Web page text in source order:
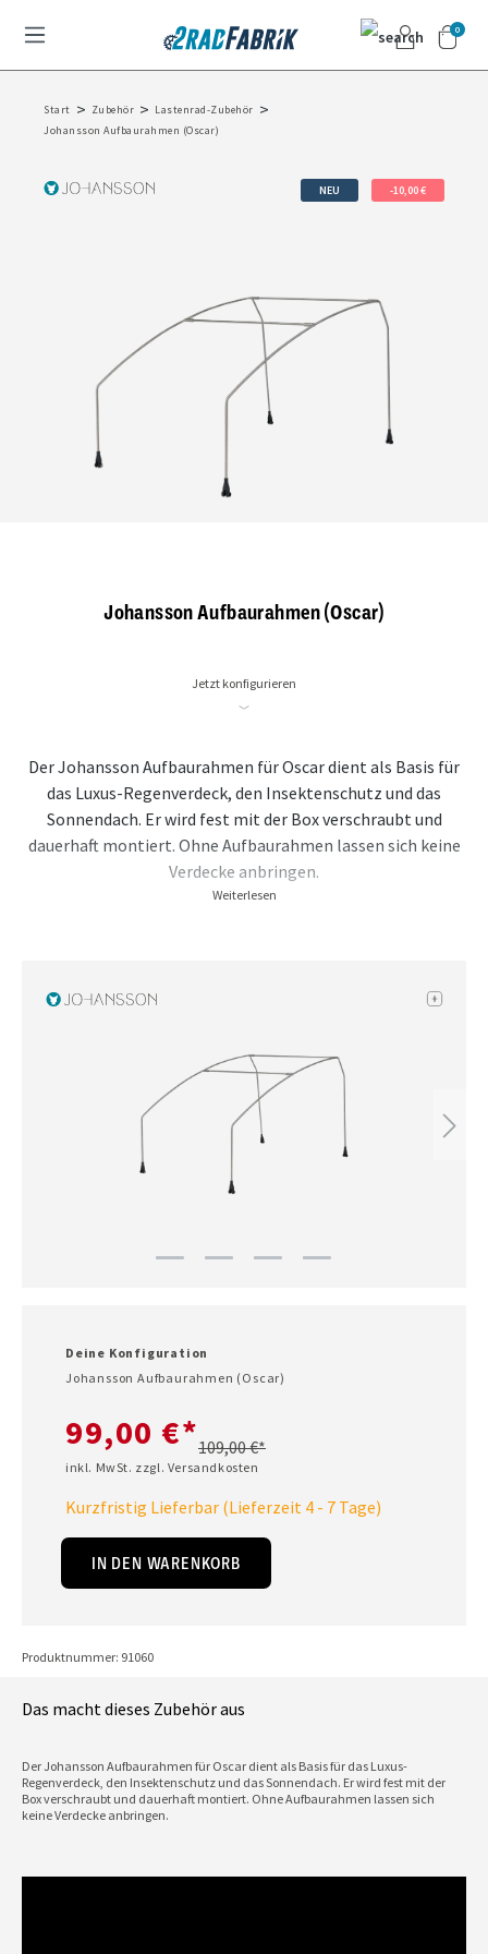
0
Start > Zubehör > Lastenrad-Zubehör >
Johansson Aufbaurahmen (Oscar)
NEU -10,00 €
Johansson Aufbaurahmen (Oscar)
Jetzt konfigurieren
Der Johansson Aufbaurahmen für Oscar dient als Basis für
das Luxus-Regenverdeck, den Insektenschutz und das
Sonnendach. Er wird fest mit der Box verschraubt und
dauerhaft montiert. Ohne Aufbaurahmen lassen sich keine
Verdecke anbringen.
Weiterlesen
Deine Konfiguration
Johansson Aufbaurahmen (Oscar)
99,00 €*109,00 €*
inkl. MwSt. zzgl. Versandkosten
Kurzfristig Lieferbar (Lieferzeit 4 - 7 Tage)
IN DEN WARENKORB
Produktnummer: 91060
Das macht dieses Zubehör aus
Der Johansson Aufbaurahmen für Oscar dient als Basis für das Luxus-
Regenverdeck, den Insektenschutz und das Sonnendach. Er wird fest mit der
Box verschraubt und dauerhaft montiert. Ohne Aufbaurahmen lassen sich
keine Verdecke anbringen.